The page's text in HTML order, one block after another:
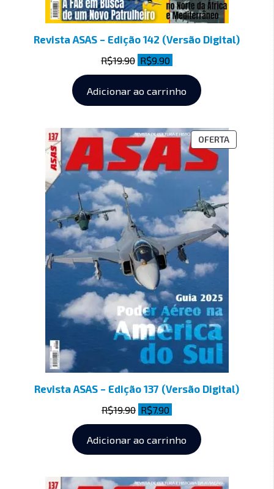
Revista ASAS – Edição 142 (Versão Digital)
R$19.90 R$9.90
Adicionar ao carrinho
OFERTA
Revista ASAS – Edição 137 (Versão Digital)
R$19.90 R$7.90
Adicionar ao carrinho